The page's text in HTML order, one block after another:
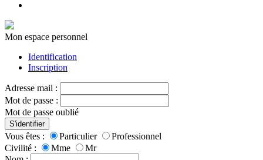
Mon espace personnel
Identification
Inscription
Adresse mail :
Mot de passe :
Mot de passe oublié
S'identifier
Vous êtes : Particulier
Professionnel
Civilité :
Mme
Mr